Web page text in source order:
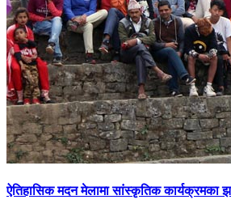
ऐतिहासिक मदन मेलामा सांस्कृतिक